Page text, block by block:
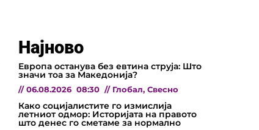
Најново
Европа останува без евтина струја: Што
значи тоа за Македонија?
// 06.08.2026 08:30 // Глобал, Свесно
Како социјалистите го измислија
летниот одмор: Историјата на правото
што денес го сметаме за нормално